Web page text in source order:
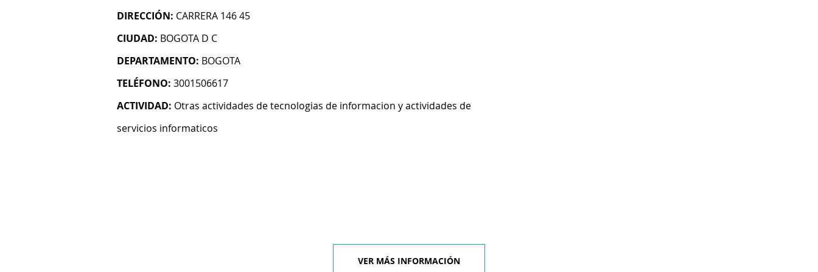
DIRECCIÓN: CARRERA 146 45
CIUDAD: BOGOTA D C
DEPARTAMENTO: BOGOTA
TELÉFONO: 3001506617
ACTIVIDAD: Otras actividades de tecnologias de informacion y actividades de
servicios informaticos
VER MÁS INFORMACIÓN